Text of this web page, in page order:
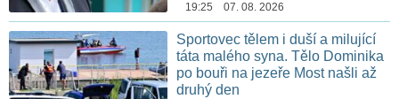
19:25 07. 08. 2026
Sportovec tělem i duší a milující
táta malého syna. Tělo Dominika
po bouři na jezeře Most našli až
druhý den